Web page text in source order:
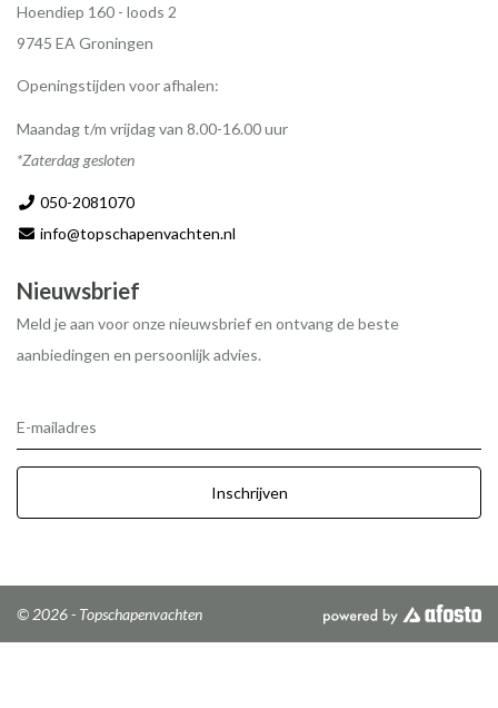
Hoendiep 160 - loods 2
9745 EA Groningen
Openingstijden voor afhalen:
Maandag t/m vrijdag van 8.00-16.00 uur
*Zaterdag gesloten
050-2081070
info@topschapenvachten.nl
Nieuwsbrief
Meld je aan voor onze nieuwsbrief en ontvang de beste
aanbiedingen en persoonlijk advies.
E-mailadres
Inschrijven
© 2026 - Topschapenvachten